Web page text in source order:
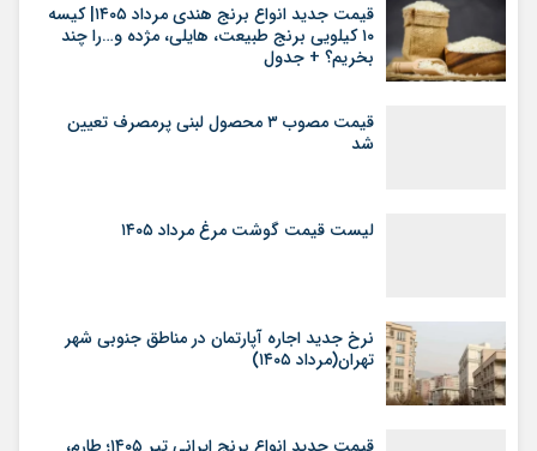
قیمت جدید انواع برنج هندی مرداد ۱۴۰۵| کیسه
۱۰ کیلویی برنج طبیعت، هایلی، مژده و…را چند
بخریم؟ + جدول
قیمت مصوب ۳ محصول لبنی پرمصرف تعیین
شد
لیست قیمت گوشت مرغ مرداد ۱۴۰۵
نرخ جدید اجاره آپارتمان در مناطق جنوبی شهر
تهران(مرداد ۱۴۰۵)